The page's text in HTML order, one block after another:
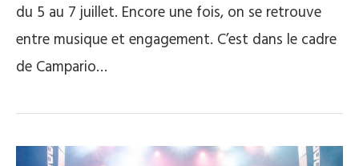
du 5 au 7 juillet. Encore une fois, on se retrouve
entre musique et engagement. C’est dans le cadre
de Campario…